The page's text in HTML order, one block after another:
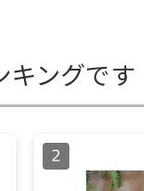
キングです